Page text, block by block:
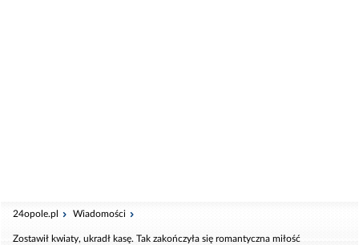
24opole.pl Wiadomości
Zostawił kwiaty, ukradł kasę. Tak zakończyła się romantyczna miłość